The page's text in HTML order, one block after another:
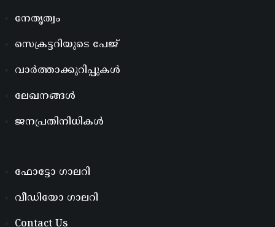
നേതൃത്വം
സെക്രട്ടറിയുടെ പേജ്
വാർത്താക്കുറിപ്പുകൾ
ലേഖനങ്ങൾ
ജനപ്രതിനിധികൾ
ഫോട്ടോ ഗാലറി
വീഡിയോ ഗാലറി
Contact Us